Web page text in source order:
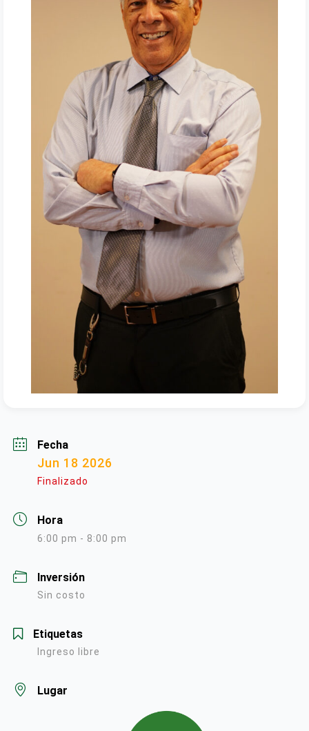
Fecha
Jun 18 2026
Finalizado
Hora
6:00 pm - 8:00 pm
Inversión
Sin costo
Etiquetas
Ingreso libre
Lugar